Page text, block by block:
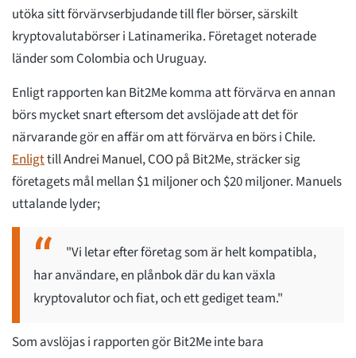
utöka sitt förvärvserbjudande till fler börser, särskilt
kryptovalutabörser i Latinamerika. Företaget noterade
länder som Colombia och Uruguay.
Enligt rapporten kan Bit2Me komma att förvärva en annan
börs mycket snart eftersom det avslöjade att det för
närvarande gör en affär om att förvärva en börs i Chile.
Enligttill Andrei Manuel, COO på Bit2Me, sträcker sig
företagets mål mellan $1 miljoner och $20 miljoner. Manuels
uttalande lyder;
"Vi letar efter företag som är helt kompatibla,
har användare, en plånbok där du kan växla
kryptovalutor och fiat, och ett gediget team."
Som avslöjas i rapporten gör Bit2Me inte bara